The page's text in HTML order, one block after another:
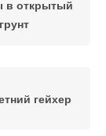
в открытый
грунт
гейхер